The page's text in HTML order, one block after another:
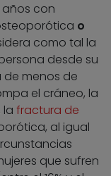
años con
o
como tal la
desde su
menos de
el cráneo, la
la fractura de
al igual
que sufren